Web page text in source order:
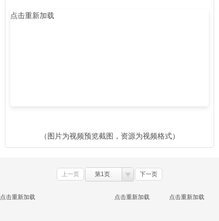
点击重新加载
（图片为视频预览截图，资源为视频格式）
上一页 第1页 下一页
点击重新加载 点击重新加载 点击重新加载